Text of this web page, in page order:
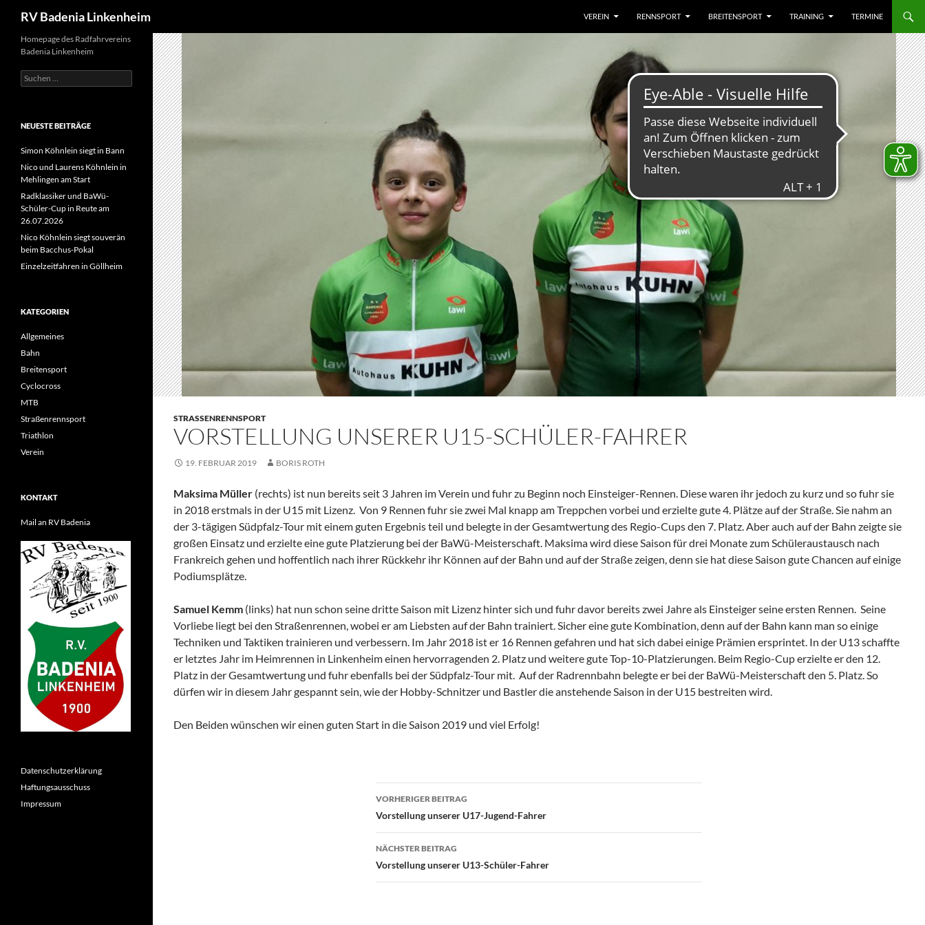
Inhalt
springen
RV Badenia Linkenheim VEREIN RENNSPORT BREITENSPORT TRAINING TERMINE
STRASSENRENNSPORT
VORSTELLUNG UNSERER U15-SCHÜLER-FAHRER
19. FEBRUAR 2019 BORIS ROTH
Maksima Müller (rechts) ist nun bereits seit 3 Jahren im Verein und fuhr zu Beginn noch Einsteiger-Rennen. Diese waren ihr jedoch zu kurz und so fuhr sie
in 2018 erstmals in der U15 mit Lizenz. Von 9 Rennen fuhr sie zwei Mal knapp am Treppchen vorbei und erzielte gute 4. Plätze auf der Straße. Sie nahm an
der 3-tägigen Südpfalz-Tour mit einem guten Ergebnis teil und belegte in der Gesamtwertung des Regio-Cups den 7. Platz. Aber auch auf der Bahn zeigte sie
großen Einsatz und erzielte eine gute Platzierung bei der BaWü-Meisterschaft. Maksima wird diese Saison für drei Monate zum Schüleraustausch nach
Frankreich gehen und hoffentlich nach ihrer Rückkehr ihr Können auf der Bahn und auf der Straße zeigen, denn sie hat diese Saison gute Chancen auf einige
Podiumsplätze.
Samuel Kemm (links) hat nun schon seine dritte Saison mit Lizenz hinter sich und fuhr davor bereits zwei Jahre als Einsteiger seine ersten Rennen. Seine
Vorliebe liegt bei den Straßenrennen, wobei er am Liebsten auf der Bahn trainiert. Sicher eine gute Kombination, denn auf der Bahn kann man so einige
Techniken und Taktiken trainieren und verbessern. Im Jahr 2018 ist er 16 Rennen gefahren und hat sich dabei einige Prämien ersprintet. In der U13 schaffte
er letztes Jahr im Heimrennen in Linkenheim einen hervorragenden 2. Platz und weitere gute Top-10-Platzierungen. Beim Regio-Cup erzielte er den 12.
Platz in der Gesamtwertung und fuhr ebenfalls bei der Südpfalz-Tour mit. Auf der Radrennbahn belegte er bei der BaWü-Meisterschaft den 5. Platz. So
dürfen wir in diesem Jahr gespannt sein, wie der Hobby-Schnitzer und Bastler die anstehende Saison in der U15 bestreiten wird.
Den Beiden wünschen wir einen guten Start in die Saison 2019 und viel Erfolg!
Beitragsnavigation
VORHERIGER BEITRAG
Vorstellung unserer U17-Jugend-Fahrer
NÄCHSTER BEITRAG
Vorstellung unserer U13-Schüler-Fahrer
Homepage des Radfahrvereins
Badenia Linkenheim
Suchen
nach:
NEUESTE BEITRÄGE
Simon Köhnlein siegt in Bann
Nico und Laurens Köhnlein in
Mehlingen am Start
Radklassiker und BaWü-
Schüler-Cup in Reute am
26.07.2026
Nico Köhnlein siegt souverän
beim Bacchus-Pokal
Einzelzeitfahren in Göllheim
KATEGORIEN
Allgemeines
Bahn
Breitensport
Cyclocross
MTB
Straßenrennsport
Triathlon
Verein
KONTAKT
Mail an RV Badenia
Datenschutzerklärung
Haftungsausschuss
Impressum